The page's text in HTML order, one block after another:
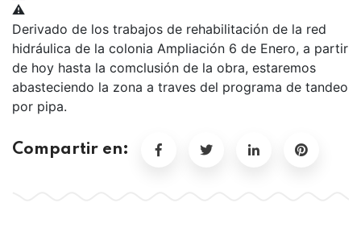
Derivado de los trabajos de rehabilitación de la red
hidráulica de la colonia Ampliación 6 de Enero, a partir
de hoy hasta la comclusión de la obra, estaremos
abasteciendo la zona a traves del programa de tandeo
por pipa.
Compartir en: